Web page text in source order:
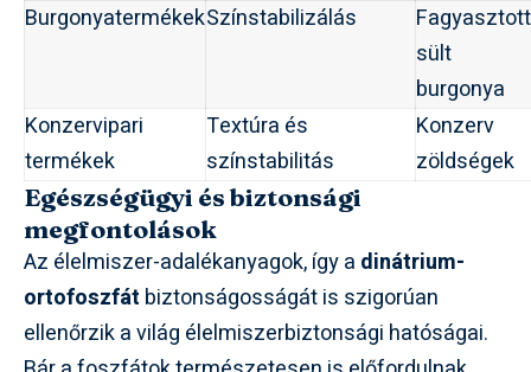
BurgonyatermékekSzínstabilizálás
Fagyasztott
sült
burgonya
Konzervipari
termékek
Textúra és
színstabilitás
Konzerv
zöldségek
Egészségügyi és biztonsági
megfontolások
Az élelmiszer-adalékanyagok, így a dinátrium-
ortofoszfát biztonságosságát is szigorúan
ellenőrzik a világ élelmiszerbiztonsági hatóságai.